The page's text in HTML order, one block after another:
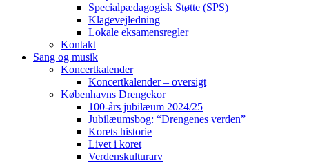
Specialpædagogisk Støtte (SPS)
Klagevejledning
Lokale eksamensregler
Kontakt
Sang og musik
Koncertkalender
Koncertkalender – oversigt
Københavns Drengekor
100-års jubilæum 2024/25
Jubilæumsbog: “Drengenes verden”
Korets historie
Livet i koret
Verdenskulturarv